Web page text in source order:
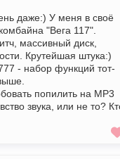
даже:) У меня в своё
"Вега 117".
массивный диск,
Крутейшая штука:)
- набор функций тот-
попилить на МР3
звука, или не то?